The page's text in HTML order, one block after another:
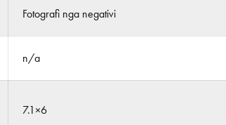
Fotografi nga negativi
n/a
7.1×6